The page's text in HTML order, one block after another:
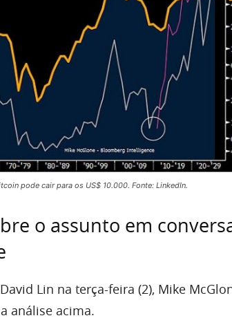
pode cair para os US$ 10.000. Fonte: LinkedIn.
o assunto em
Lin na terça-feira (2), Mike
análise acima.